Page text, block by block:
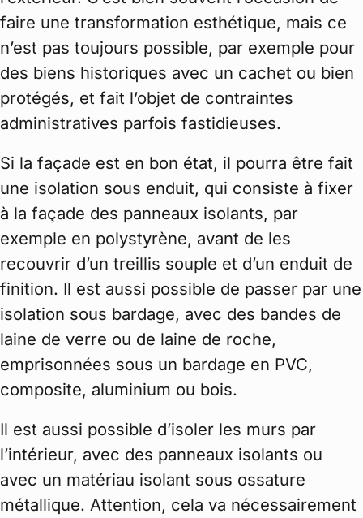
faire une transformation esthétique, mais ce
n’est pas toujours possible, par exemple pour
des biens historiques avec un cachet ou bien
protégés, et fait l’objet de contraintes
administratives parfois fastidieuses.
Si la façade est en bon état, il pourra être fait
une isolation sous enduit, qui consiste à fixer
à la façade des panneaux isolants, par
exemple en polystyrène, avant de les
recouvrir d’un treillis souple et d’un enduit de
finition. Il est aussi possible de passer par une
isolation sous bardage, avec des bandes de
laine de verre ou de laine de roche,
emprisonnées sous un bardage en PVC,
composite, aluminium ou bois.
Il est aussi possible d’isoler les murs par
l’intérieur, avec des panneaux isolants ou
avec un matériau isolant sous ossature
métallique. Attention, cela va nécessairement